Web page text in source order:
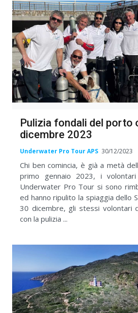
Pulizia fondali del porto
dicembre 2023
Underwater Pro Tour APS 30/12/2023
Chi ben comincia, è già a metà
primo gennaio 2023, i volontari
Underwater Pro Tour si sono
ed hanno ripulito la spiaggia dello
30 dicembre, gli stessi volontari
con la pulizia ...